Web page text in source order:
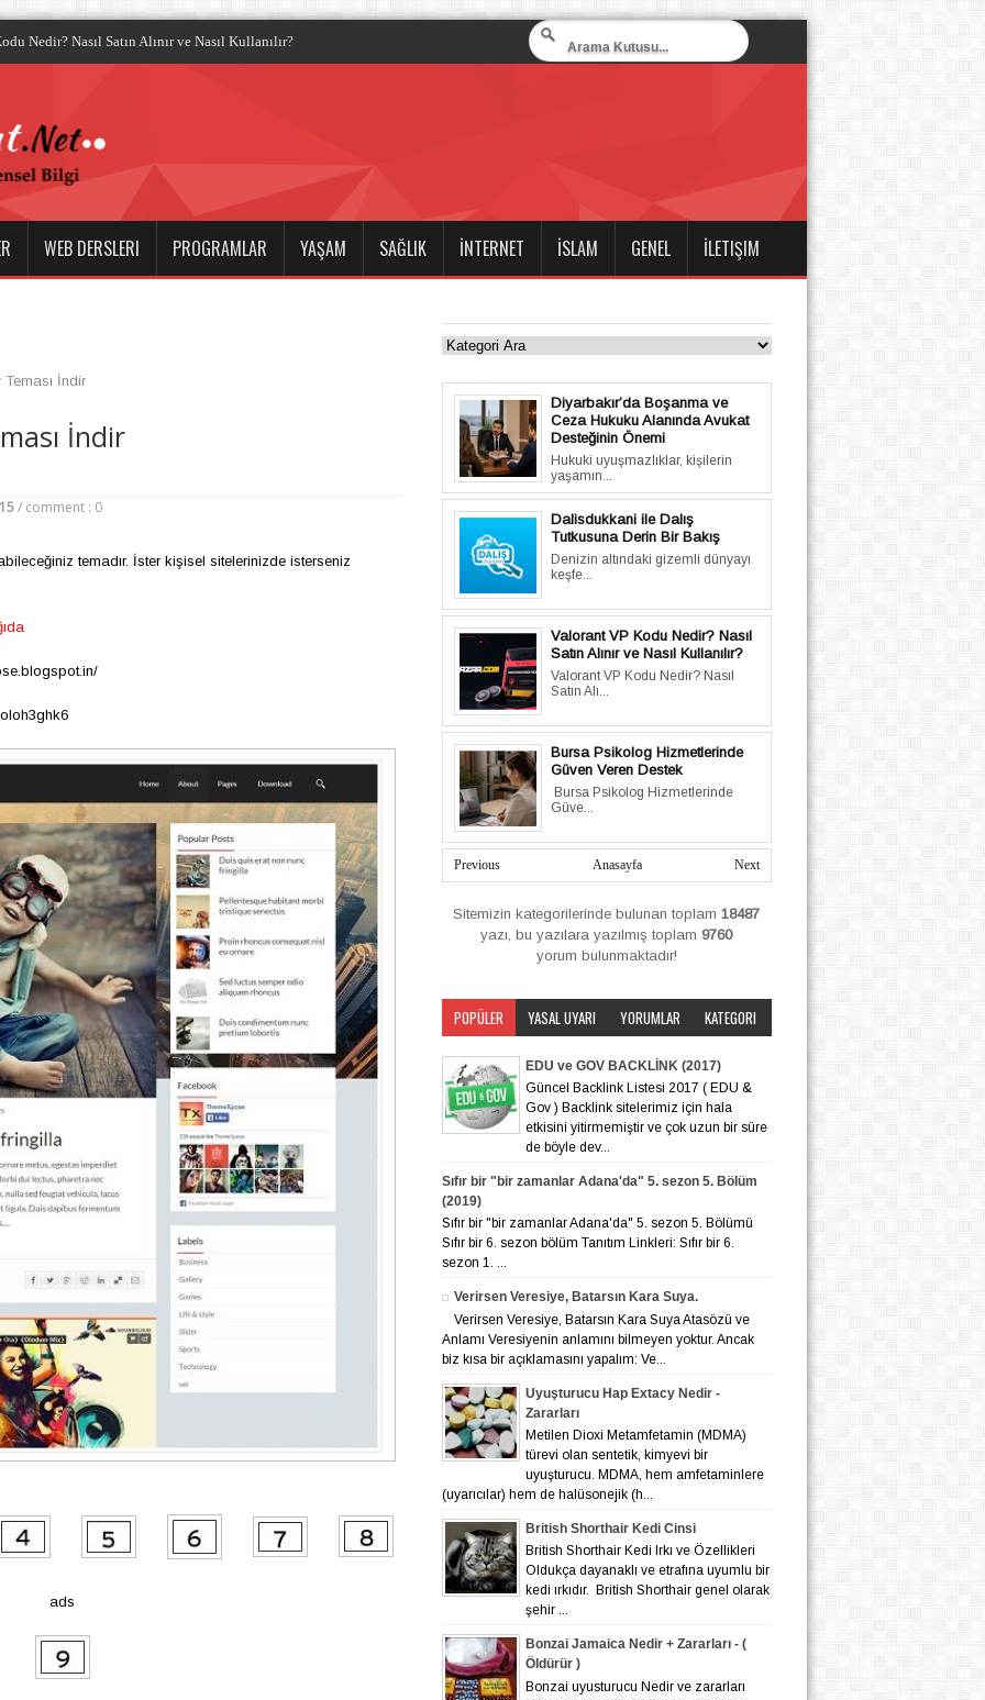
WEB DERSLERI PROGRAMLAR YAŞAM SAĞLIK İNTERNET İSLAM GENEL İLETIŞIM
İndir
İndir
/ comment : 0
temadır. İster kişisel sitelerinizde isterseniz
ads
Diyarbakır’da Boşanma ve
Ceza Hukuku Alanında Avukat
Desteğinin Önemi
Hukuki uyuşmazlıklar, kişilerin
yaşamın...
Dalisdukkani ile Dalış
Tutkusuna Derin Bir Bakış
Denizin altındaki gizemli dünyayı
keşfe...
Valorant VP Kodu Nedir? Nasıl
Satın Alınır ve Nasıl Kullanılır?
Valorant VP Kodu Nedir? Nasıl
Satın Alı...
Bursa Psikolog Hizmetlerinde
Güven Veren Destek
Bursa Psikolog Hizmetlerinde
Güve...
Previous Next
Anasayfa
Sitemizin kategorilerinde bulunan toplam 18487
yazı, bu yazılara yazılmış toplam 9760
yorum bulunmaktadır!
POPÜLER YASAL UYARI YORUMLAR KATEGORI
EDU ve GOV BACKLİNK (2017)
Güncel Backlink Listesi 2017 ( EDU &
Gov ) Backlink sitelerimiz için hala
etkisini yitirmemiştir ve çok uzun bir süre
de böyle dev...
Sıfır bir "bir zamanlar Adana'da" 5. sezon 5. Bölüm
(2019)
Sıfır bir "bir zamanlar Adana'da" 5. sezon 5. Bölümü
Sıfır bir 6. sezon bölüm Tanıtım Linkleri: Sıfır bir 6.
sezon 1. ...
Verirsen Veresiye, Batarsın Kara Suya.
Verirsen Veresiye, Batarsın Kara Suya Atasözü ve
Anlamı Veresiyenin anlamını bilmeyen yoktur. Ancak
biz kısa bir açıklamasını yapalım: Ve...
Uyuşturucu Hap Extacy Nedir -
Zararları
Metilen Dioxi Metamfetamin (MDMA)
türevi olan sentetik, kimyevi bir
uyuşturucu. MDMA, hem amfetaminlere
(uyarıcılar) hem de halüsonejik (h...
British Shorthair Kedi Cinsi
British Shorthair Kedi Irkı ve Özellikleri
Oldukça dayanaklı ve etrafına uyumlu bir
kedi ırkıdır. British Shorthair genel olarak
şehir ...
Bonzai Jamaica Nedir + Zararları - (
Öldürür )
Bonzai uyusturucu Nedir ve zararları